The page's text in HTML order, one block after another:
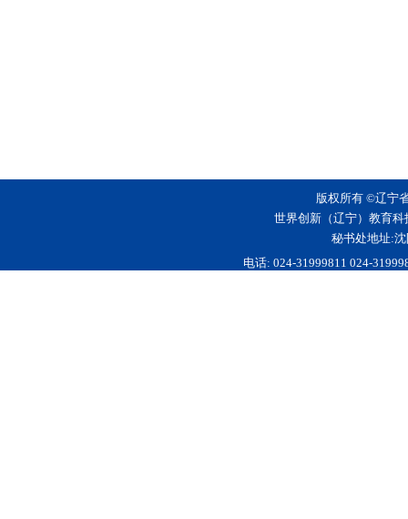
版权所有 ©辽宁
世界创新（辽宁）教育
秘书处地址:
电话: 024-31999811 024-